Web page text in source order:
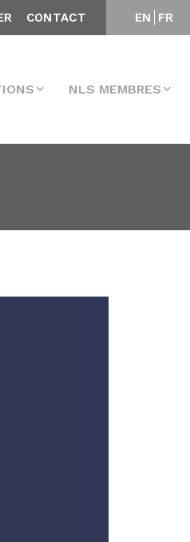
EN FR
CONTACT
NLS MEMBRES